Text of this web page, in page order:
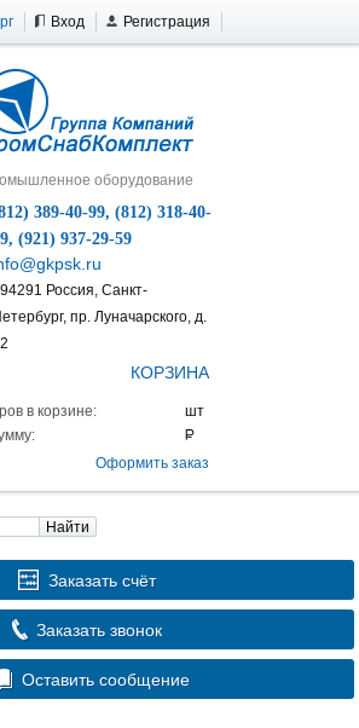
Вход Регистрация
оборудование
389-40-99, (812) 318-40-
(921) 937-29-59
Россия, Санкт-
пр. Луначарского, д.
КОРЗИНА
в корзине:
Оформить заказ
Найти
Заказать счёт
Заказать звонок
Оставить сообщение